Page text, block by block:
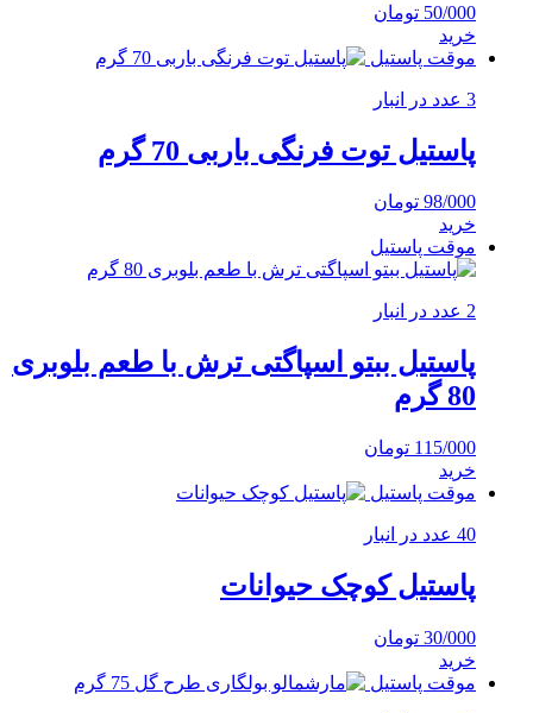
50/000 تومان
خرید
موقت پاستیل
3 عدد در انبار
پاستیل توت فرنگی باربی 70 گرم
98/000 تومان
خرید
موقت پاستیل
2 عدد در انبار
پاستیل ببتو اسپاگتی ترش با طعم بلوبری
80 گرم
115/000 تومان
خرید
موقت پاستیل
40 عدد در انبار
پاستیل کوچک حیوانات
30/000 تومان
خرید
موقت پاستیل